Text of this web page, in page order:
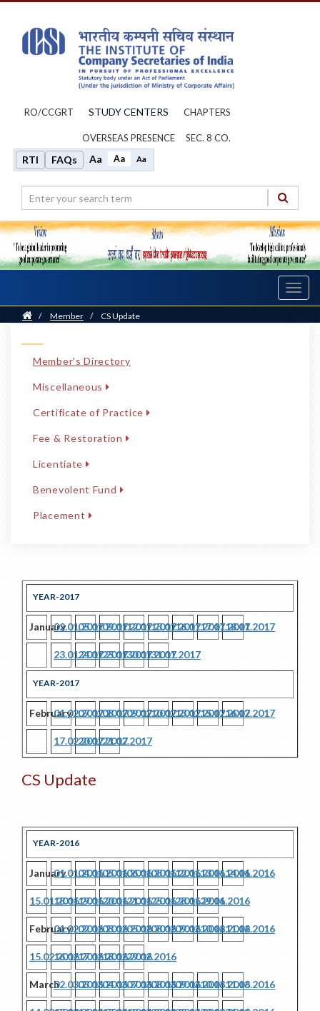
RO/CCGRT STUDY CENTERS CHAPTERS
OVERSEAS PRESENCE SEC. 8 CO.
RTI FAQs Aa Aa Aa
Home
/ Member / CS Update
Member's Directory
Miscellaneous
Certificate of Practice
Fee & Restoration
Licentiate
Benevolent Fund
Placement
YEAR-2017
January02.01.201705.01.201709.01.201712.01.201713.01.201716.01.201717.01.201718.01.2017
23.01.201724.01.201725.01.201730.01.201731.01.2017
YEAR-2017
February01.02.201707.02.201708.02.201709.02.201710.02.201713.02.201715.02.201716.02.2017
17.02.201720.02.201721.02.2017
CS Update
YEAR-2016
January01.01.201604.01.201605.01.201606.01.201608.01.201612.01.201613.01.201614.01.2016
15.01.201618.01.201619.01.201620.01.201621.01.201625.01.201628.01.201629.01.2016
February01.02.201602.02.201603.02.201605.02.201608.02.201609.02.201610.02.201611.02.2016
15.02.201616.02.201617.02.201618.02.201629.02.2016
March02.03.201603.03.201604.03.201607.03.201608.03.201609.03.201610.03.201611.03.2016